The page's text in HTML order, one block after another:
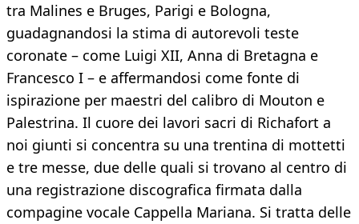
tra Malines e Bruges, Parigi e Bologna,
guadagnandosi la stima di autorevoli teste
coronate – come Luigi XII, Anna di Bretagna e
Francesco I – e affermandosi come fonte di
ispirazione per maestri del calibro di Mouton e
Palestrina. Il cuore dei lavori sacri di Richafort a
noi giunti si concentra su una trentina di mottetti
e tre messe, due delle quali si trovano al centro di
una registrazione discografica firmata dalla
compagine vocale Cappella Mariana. Si tratta delle